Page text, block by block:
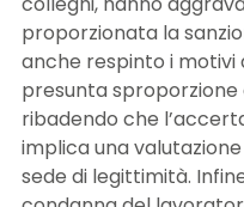
proporzionata la
anche respinto i motivi
presunta
ribadendo che
implica una
sede di legittimità.